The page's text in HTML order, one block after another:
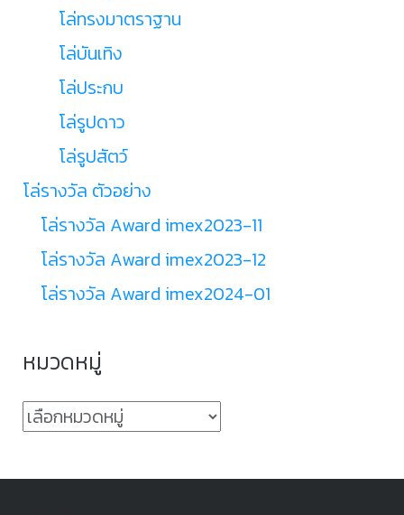
โล่ทรงมาตราฐาน
โล่บันเทิง
โล่ประกบ
โล่รูปดาว
โล่รูปสัตว์
โล่รางวัล ตัวอย่าง
โล่รางวัล Award imex2023-11
โล่รางวัล Award imex2023-12
โล่รางวัล Award imex2024-01
หมวดหมู่
หมวด